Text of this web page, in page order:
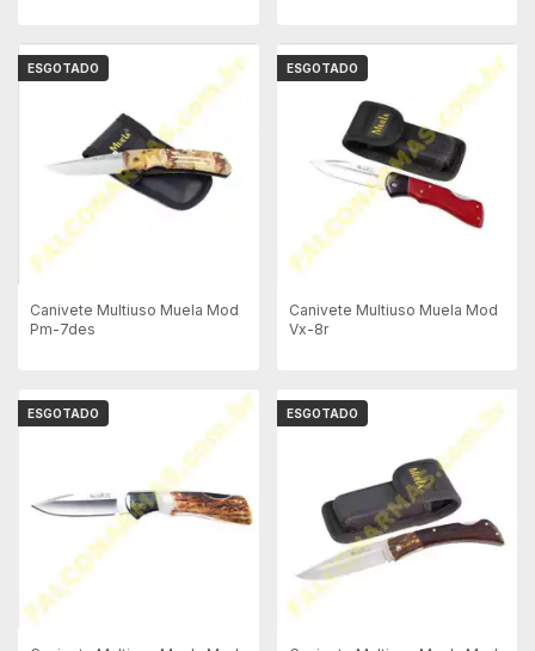
ESGOTADO
Canivete Multiuso Muela Mod
Pm-7des
ESGOTADO
Canivete Multiuso Muela Mod
Vx-8r
ESGOTADO ESGOTADO